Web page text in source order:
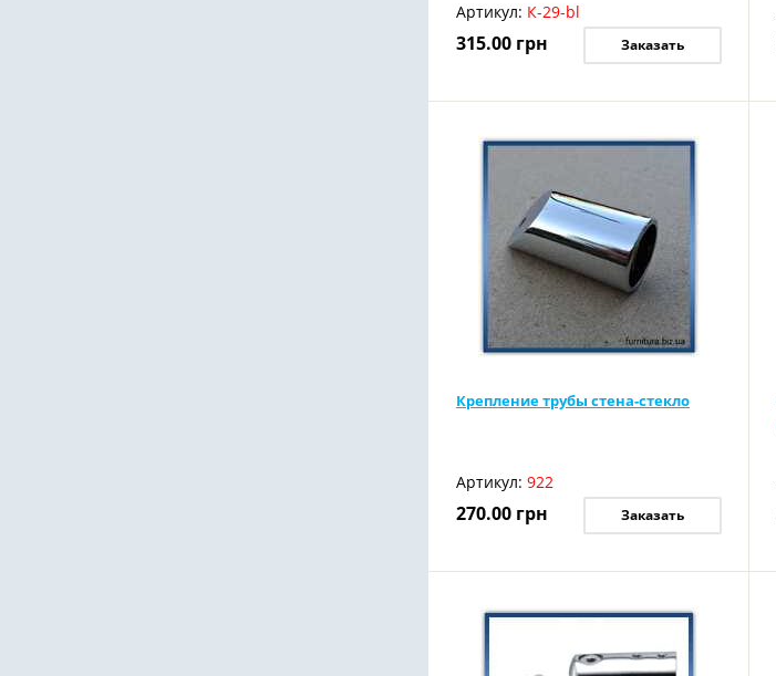
Артикул: К-29-bl
315.00 грн Заказать
Крепление трубы стена-стекло
Артикул: 922
270.00 грн Заказать